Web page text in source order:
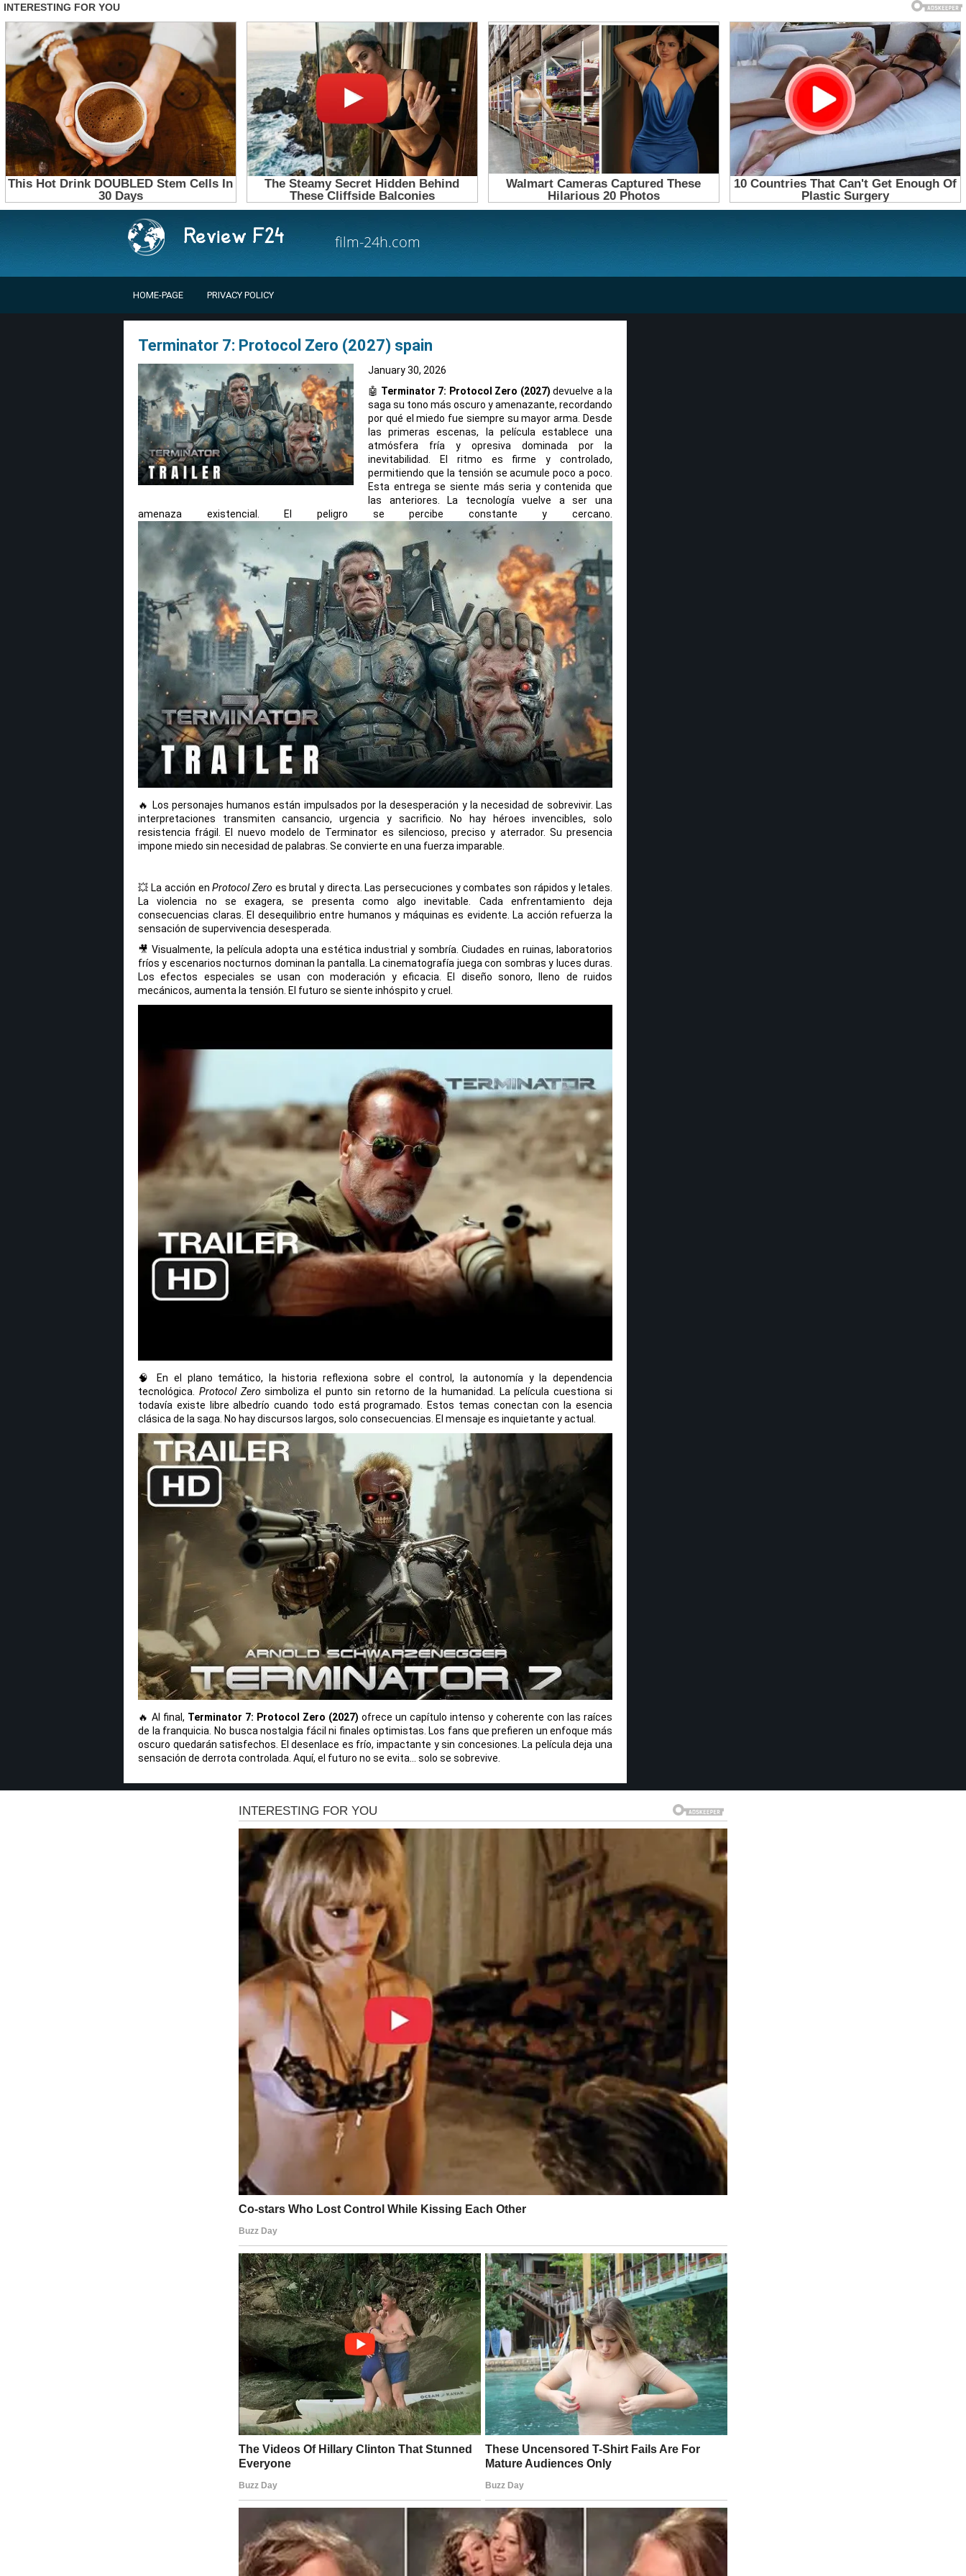
film-24h.com
HOME-PAGE PRIVACY POLICY
Terminator 7: Protocol Zero (2027) spain
January 30, 2026
🤖 Terminator 7: Protocol Zero (2027) devuelve a la
saga su tono más oscuro y amenazante, recordando
por qué el miedo fue siempre su mayor arma. Desde
las primeras escenas, la película establece una
atmósfera fría y opresiva dominada por la
inevitabilidad. El ritmo es firme y controlado,
permitiendo que la tensión se acumule poco a poco.
Esta entrega se siente más seria y contenida que
las anteriores. La tecnología vuelve a ser una
amenaza existencial. El peligro se percibe constante y cercano.
🔥 Los personajes humanos están impulsados por la desesperación y la necesidad de sobrevivir. Las
interpretaciones transmiten cansancio, urgencia y sacrificio. No hay héroes invencibles, solo
resistencia frágil. El nuevo modelo de Terminator es silencioso, preciso y aterrador. Su presencia
impone miedo sin necesidad de palabras. Se convierte en una fuerza imparable.
💥 La acción enProtocol Zero es brutal y directa. Las persecuciones y combates son rápidos y letales.
La violencia no se exagera, se presenta como algo inevitable. Cada enfrentamiento deja
consecuencias claras. El desequilibrio entre humanos y máquinas es evidente. La acción refuerza la
sensación de supervivencia desesperada.
🎥 Visualmente, la película adopta una estética industrial y sombría. Ciudades en ruinas, laboratorios
fríos y escenarios nocturnos dominan la pantalla. La cinematografía juega con sombras y luces duras.
Los efectos especiales se usan con moderación y eficacia. El diseño sonoro, lleno de ruidos
mecánicos, aumenta la tensión. El futuro se siente inhóspito y cruel.
🧠 En el plano temático, la historia reflexiona sobre el control, la autonomía y la dependencia
tecnológica. Protocol Zero simboliza el punto sin retorno de la humanidad. La película cuestiona si
todavía existe libre albedrío cuando todo está programado. Estos temas conectan con la esencia
clásica de la saga. No hay discursos largos, solo consecuencias. El mensaje es inquietante y actual.
🔥 Al final, Terminator 7: Protocol Zero (2027) ofrece un capítulo intenso y coherente con las raíces
de la franquicia. No busca nostalgia fácil ni finales optimistas. Los fans que prefieren un enfoque más
oscuro quedarán satisfechos. El desenlace es frío, impactante y sin concesiones. La película deja una
sensación de derrota controlada. Aquí, el futuro no se evita… solo se sobrevive.